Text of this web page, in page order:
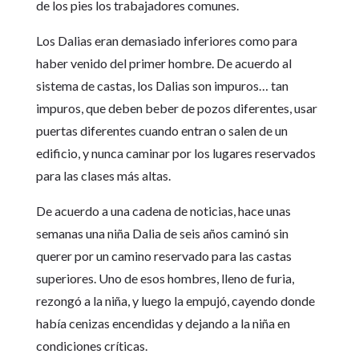
de los pies los trabajadores comunes.
Los Dalias eran demasiado inferiores como para
haber venido del primer hombre. De acuerdo al
sistema de castas, los Dalias son impuros… tan
impuros, que deben beber de pozos diferentes, usar
puertas diferentes cuando entran o salen de un
edificio, y nunca caminar por los lugares reservados
para las clases más altas.
De acuerdo a una cadena de noticias, hace unas
semanas una niña Dalia de seis años caminó sin
querer por un camino reservado para las castas
superiores. Uno de esos hombres, lleno de furia,
rezongó a la niña, y luego la empujó, cayendo donde
había cenizas encendidas y dejando a la niña en
condiciones críticas.